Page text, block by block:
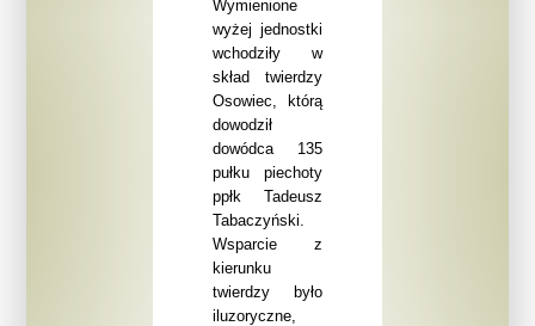
Wymienione
wyżej jednostki
wchodziły w
skład twierdzy
Osowiec, którą
dowodził
dowódca 135
pułku piechoty
ppłk Tadeusz
Tabaczyński.
Wsparcie z
kierunku
twierdzy było
iluzoryczne,